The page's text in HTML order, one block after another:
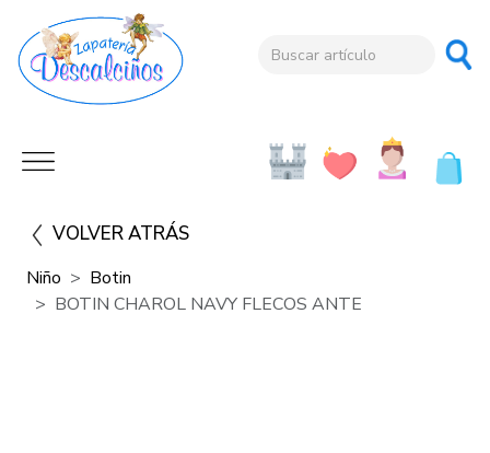
VOLVER ATRÁS
Niño
Botin
BOTIN CHAROL NAVY FLECOS ANTE